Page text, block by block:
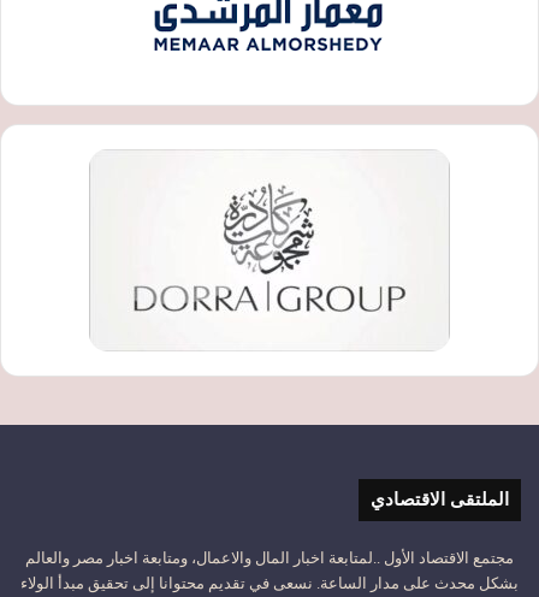
الملتقى الاقتصادي
مجتمع الاقتصاد الأول ..لمتابعة اخبار المال والاعمال، ومتابعة اخبار مصر والعالم
بشكل محدث على مدار الساعة. نسعى في تقديم محتوانا إلى تحقيق مبدأ الولاء